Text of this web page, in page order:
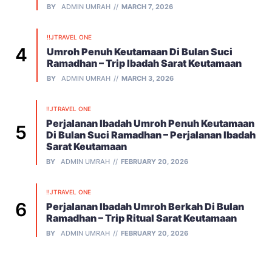
BY ADMIN UMRAH MARCH 7, 2026
!!JTRAVEL ONE
Umroh Penuh Keutamaan Di Bulan Suci
Ramadhan – Trip Ibadah Sarat Keutamaan
BY ADMIN UMRAH MARCH 3, 2026
!!JTRAVEL ONE
Perjalanan Ibadah Umroh Penuh Keutamaan
Di Bulan Suci Ramadhan – Perjalanan Ibadah
Sarat Keutamaan
BY ADMIN UMRAH FEBRUARY 20, 2026
!!JTRAVEL ONE
Perjalanan Ibadah Umroh Berkah Di Bulan
Ramadhan – Trip Ritual Sarat Keutamaan
BY ADMIN UMRAH FEBRUARY 20, 2026